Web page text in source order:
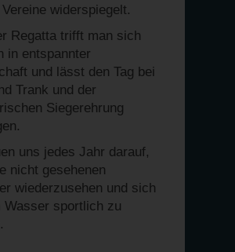
widerspiegelt.
Regatta trifft man sich
in entspannter
und lässt den Tag bei
Trank und der
Siegerehrung
uns jedes Jahr darauf,
nicht gesehenen
wiederzusehen und sich
Wasser sportlich zu